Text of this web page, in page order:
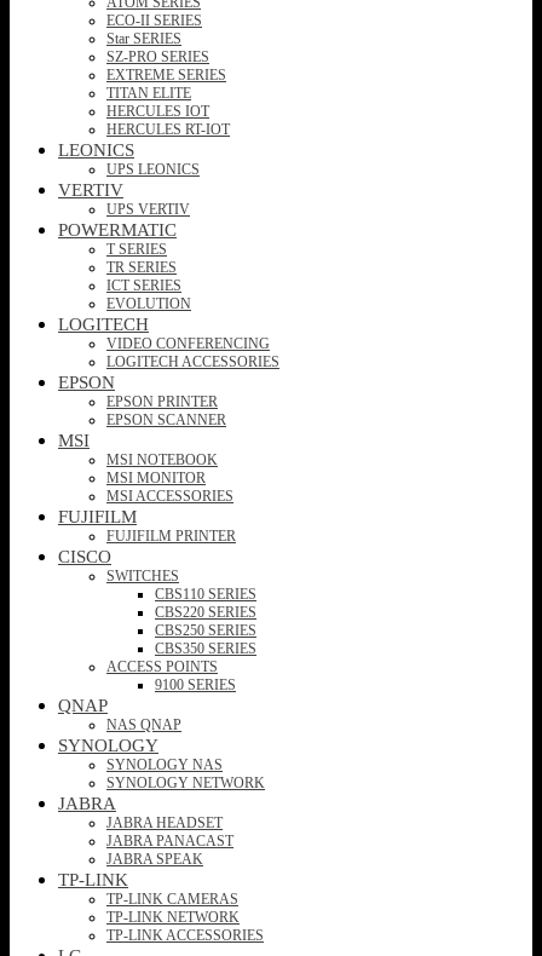
ECO-II SERIES
Star SERIES
SZ-PRO SERIES
EXTREME SERIES
TITAN ELITE
HERCULES IOT
HERCULES RT-IOT
LEONICS
UPS LEONICS
VERTIV
UPS VERTIV
POWERMATIC
T SERIES
TR SERIES
ICT SERIES
EVOLUTION
LOGITECH
VIDEO CONFERENCING
LOGITECH ACCESSORIES
EPSON
EPSON PRINTER
EPSON SCANNER
MSI
MSI NOTEBOOK
MSI MONITOR
MSI ACCESSORIES
FUJIFILM
FUJIFILM PRINTER
CISCO
SWITCHES
CBS110 SERIES
CBS220 SERIES
CBS250 SERIES
CBS350 SERIES
ACCESS POINTS
9100 SERIES
QNAP
NAS QNAP
SYNOLOGY
SYNOLOGY NAS
SYNOLOGY NETWORK
JABRA
JABRA HEADSET
JABRA PANACAST
JABRA SPEAK
TP-LINK
TP-LINK CAMERAS
TP-LINK NETWORK
TP-LINK ACCESSORIES